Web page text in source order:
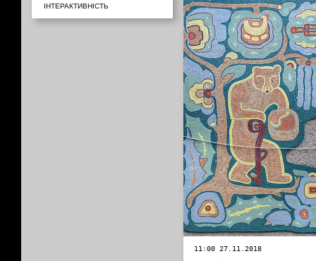
ІНТЕРАКТИВНІСТЬ
11:00 27.11.2018